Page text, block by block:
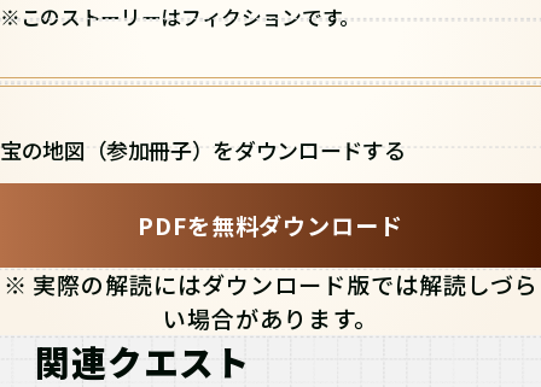
※このストーリーはフィクションです。
宝の地図（参加冊子）をダウンロードする
PDFを無料ダウンロード
※ 実際の解読にはダウンロード版では解読しづら
い場合があります。
関連クエスト